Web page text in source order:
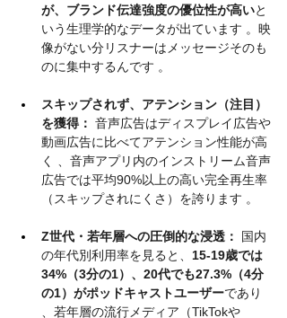
が、ブランド伝達強度の優位性が高いと
いう生理学的なデータが出ています 。映
像がない分リスナーはメッセージそのも
のに集中するんです 。
スキップされず、アテンション（注目）
を獲得： 音声広告はディスプレイ広告や
動画広告に比べてアテンション性能が高
く 、音声アプリ内のインストリーム音声
広告では平均90%以上の高い完全再生率
（スキップされにくさ）を誇ります 。
Z世代・若年層への圧倒的な浸透：
国内
の年代別利用率を見ると、 15-19歳では
34%（3分の1）、20代でも27.3%（4分
の1）がポッドキャストユーザーであり
、若年層の流行メディア（TikTokや